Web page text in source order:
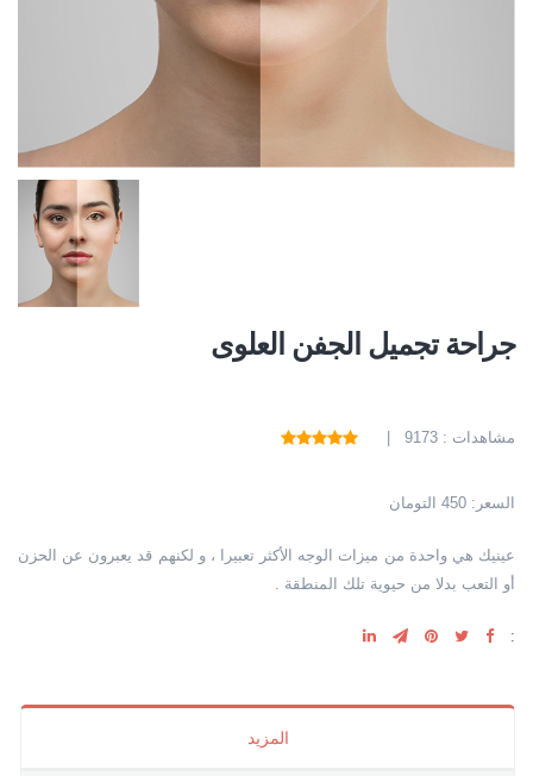
جراحة تجميل الجفن العلوى
مشاهدات : 9173 |
السعر: 450 التومان
عينيك هي واحدة من ميزات الوجه الأكثر تعبيرا ، و لكنهم قد يعبرون عن الحزن
أو التعب بدلا من حيوية تلك المنطقة .
:
المزيد